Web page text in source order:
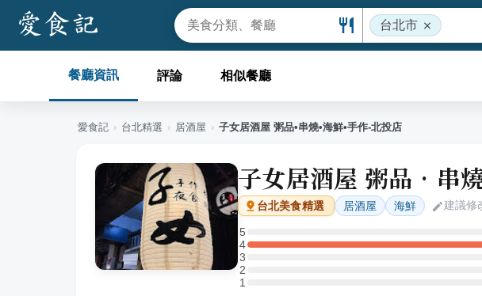
台北市
餐廳資訊 評論 相似餐廳
愛食記 › 台北精選 › 居酒屋 › 子女居酒屋 粥品•串燒•海鮮•手作-北投店
子女居酒屋 粥品•串
台北美食精選 居酒屋 海鮮 建議修
5
5 星：0 則評論
4
4 星：1 則評論
3
3 星：0 則評論
2
2 星：0 則評論
11 星：0 則評論